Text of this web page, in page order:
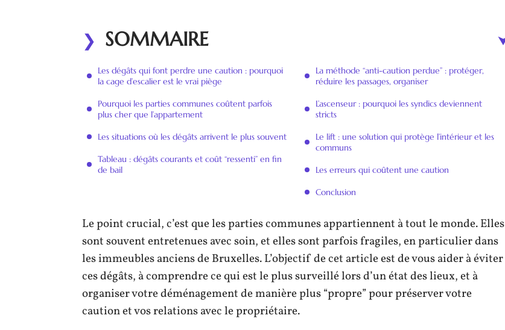
SOMMAIRE
Les dégâts qui font perdre une caution : pourquoi
la cage d’escalier est le vrai piège
Pourquoi les parties communes coûtent parfois
plus cher que l’appartement
Les situations où les dégâts arrivent le plus souvent
Tableau : dégâts courants et coût “ressenti” en fin
de bail
La méthode “anti-caution perdue” : protéger,
réduire les passages, organiser
L’ascenseur : pourquoi les syndics deviennent
stricts
Le lift : une solution qui protège l’intérieur et les
communs
Les erreurs qui coûtent une caution
Conclusion
Le point crucial, c’est que les parties communes appartiennent à tout le monde. Elles
sont souvent entretenues avec soin, et elles sont parfois fragiles, en particulier dans
les immeubles anciens de Bruxelles. L’objectif de cet article est de vous aider à éviter
ces dégâts, à comprendre ce qui est le plus surveillé lors d’un état des lieux, et à
organiser votre déménagement de manière plus “propre” pour préserver votre
caution et vos relations avec le propriétaire.